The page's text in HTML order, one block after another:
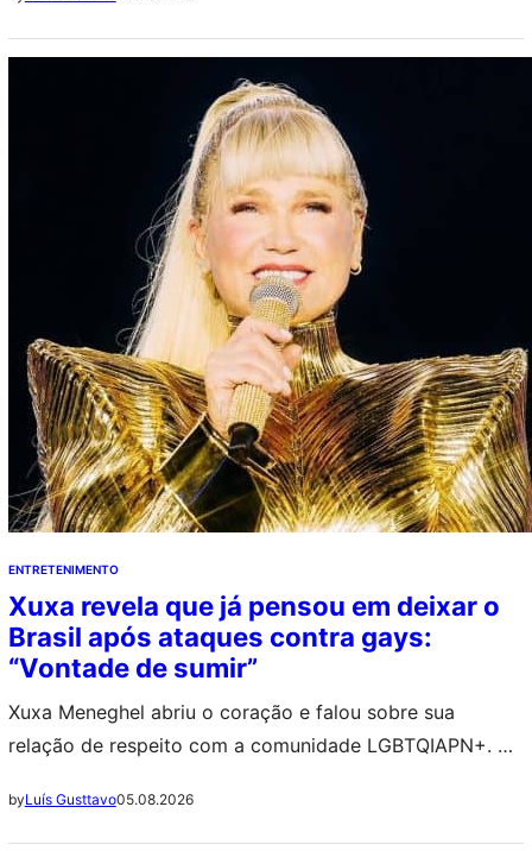
revela que já pensou em deixar o Brasil após ataques
contra gays: “Vontade de sumir” Segundo informações
da colunista Carla Bittencourt, do portal LeoDias, o
climão teria sido fortalecdo dias após o comentário…
ENTRETENIMENTO
Xuxa revela que já pensou em deixar o
Brasil após ataques contra gays:
“Vontade de sumir”
Xuxa Meneghel abriu o coração e falou sobre sua
relação de respeito com a comunidade LGBTQIAPN+. A
turnê, ‘O Último Voo da Nave’, afirmou também que já
pensou em deixar o Brasil. ++ Candidato a vice, Alfredo
byLuís Gusttavo05.08.2026